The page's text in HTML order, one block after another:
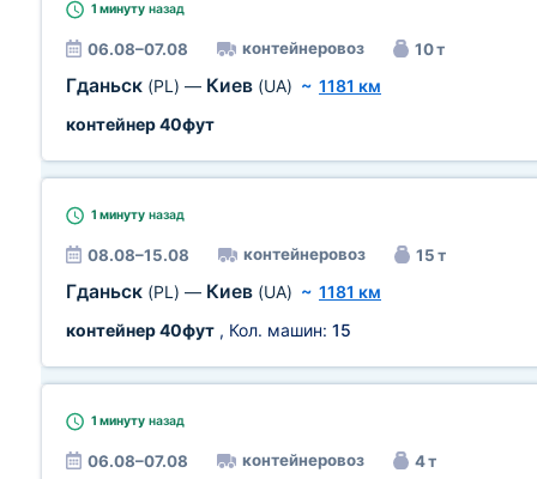
1 минуту назад
06.08–07.08 контейнеровоз 10 т
Гданьск (PL) — Киев (UA) ~ 1181 км
контейнер 40фут
1 минуту назад
08.08–15.08 контейнеровоз 15 т
Гданьск (PL) — Киев (UA) ~ 1181 км
контейнер 40фут , Кол. машин: 15
1 минуту назад
06.08–07.08 контейнеровоз 4 т